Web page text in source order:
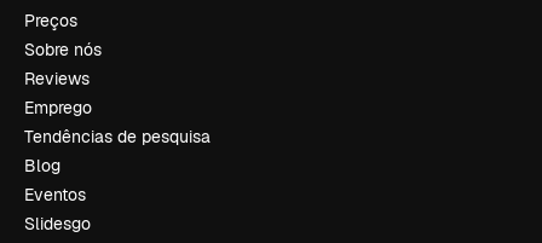
Preços
Sobre nós
Reviews
Emprego
Tendências de pesquisa
Blog
Eventos
Slidesgo